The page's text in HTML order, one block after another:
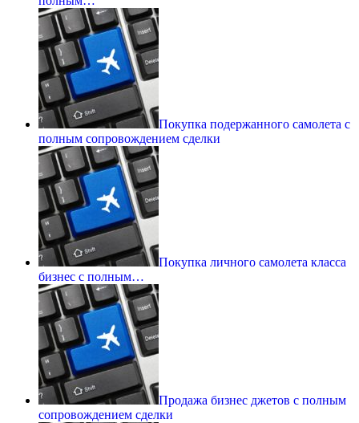
Покупка подержанного самолета с
полным сопровождением сделки
Покупка личного самолета класса
бизнес с полным…
Продажа бизнес джетов с полным
сопровождением сделки